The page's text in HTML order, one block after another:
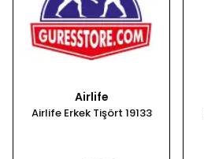
Airlife
Airlife Erkek Tişört 19133